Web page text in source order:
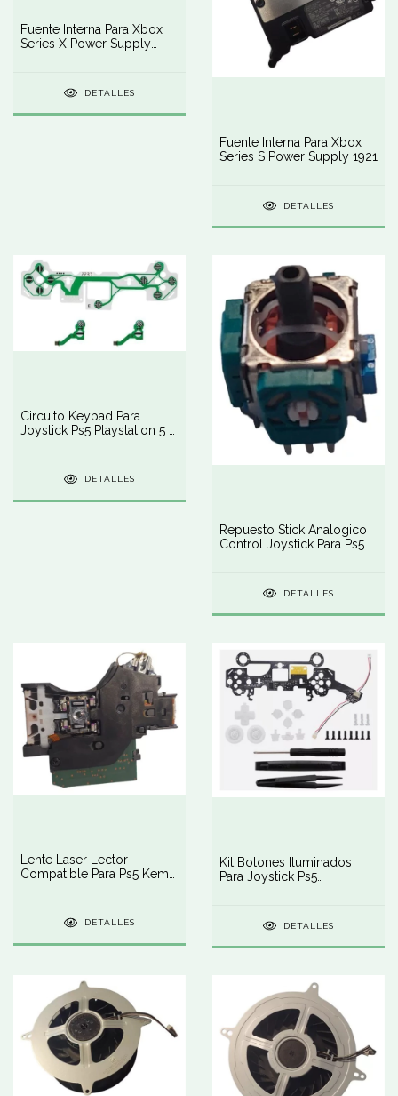
Fuente Interna Para Xbox
Series X Power Supply
DETALLES
Fuente Interna Para Xbox
Series S Power Supply 1921
DETALLES
Circuito Keypad Para
Joystick Ps5 Playstation 5 -
DETALLES
Repuesto Stick Analogico
Control Joystick Para Ps5
DETALLES
Lente Laser Lector
Compatible Para Ps5 Kem-
DETALLES
Kit Botones Iluminados
Para Joystick Ps5
DETALLES